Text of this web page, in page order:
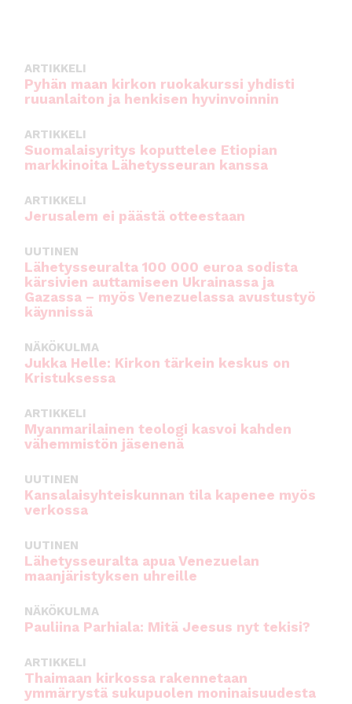
ARTIKKELI
Pyhän maan kirkon ruokakurssi yhdisti
ruuanlaiton ja henkisen hyvinvoinnin
ARTIKKELI
Suomalaisyritys koputtelee Etiopian
markkinoita Lähetysseuran kanssa
ARTIKKELI
Jerusalem ei päästä otteestaan
UUTINEN
Lähetysseuralta 100 000 euroa sodista
kärsivien auttamiseen Ukrainassa ja
Gazassa – myös Venezuelassa avustustyö
käynnissä
NÄKÖKULMA
Jukka Helle: Kirkon tärkein keskus on
Kristuksessa
ARTIKKELI
Myanmarilainen teologi kasvoi kahden
vähemmistön jäsenenä
UUTINEN
Kansalaisyhteiskunnan tila kapenee myös
verkossa
UUTINEN
Lähetysseuralta apua Venezuelan
maanjäristyksen uhreille
NÄKÖKULMA
Pauliina Parhiala: Mitä Jeesus nyt tekisi?
ARTIKKELI
Thaimaan kirkossa rakennetaan
ymmärrystä sukupuolen moninaisuudesta